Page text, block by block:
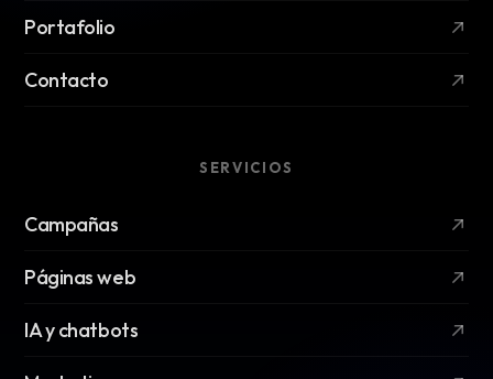
Portafolio
Contacto
SERVICIOS
Campañas
Páginas web
IA y chatbots